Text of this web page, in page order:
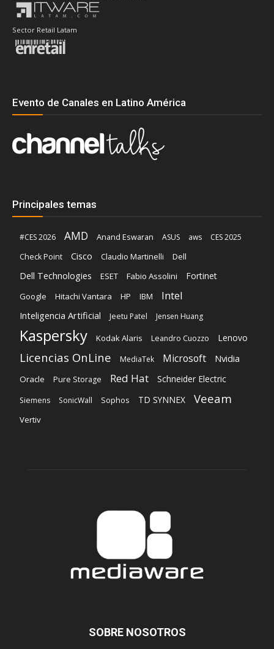
Sector Retail Latam
Evento de Canales en Latino América
Principales temas
#CES 2026 AMD Anand Eswaran ASUS aws
CES 2025
Check Point
Cisco Claudio Martinelli Dell
Dell Technologies ESET Fabio Assolini Fortinet
Google Hitachi Vantara HP IBM Intel
Inteligencia Artificial Jeetu Patel Jensen Huang
Kaspersky Kodak Alaris Leandro Cuozzo Lenovo
Licencias OnLine MediaTek Microsoft Nvidia
Oracle Pure Storage Red Hat Schneider Electric
Siemens SonicWall Sophos TD SYNNEX Veeam
Vertiv
SOBRE NOSOTROS